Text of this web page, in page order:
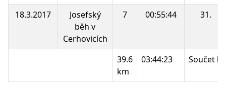
18.3.2017
Josefský
běh v
Cerhovicích
7 00:55:44 31.
39.6
km
03:44:23 Součet